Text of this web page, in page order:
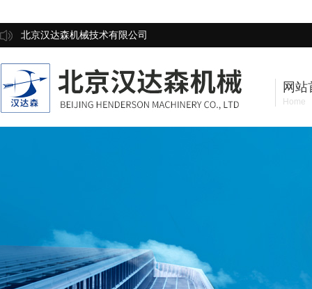
北京汉达森机械技术有限公司
网站
Home